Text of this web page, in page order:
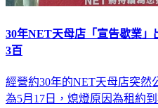
30年NET天母店「宣告歇業
3百
經營約30年的NET天母店突然
為5月17日，熄燈原因為租約到